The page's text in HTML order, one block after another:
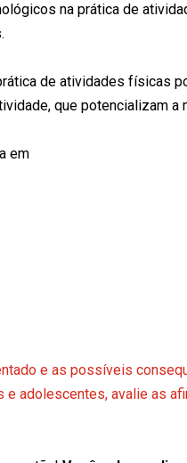
na prática de
de atividades físicas
que potencializam a
em
e as possíveis
e adolescentes, avalie as